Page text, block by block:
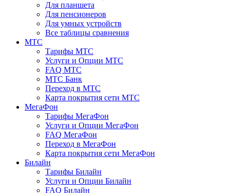
Для планшета
Для пенсионеров
Для умных устройств
Все таблицы сравнения
МТС
Тарифы МТС
Услуги и Опции МТС
FAQ МТС
МТС Банк
Переход в МТС
Карта покрытия сети МТС
МегаФон
Тарифы МегаФон
Услуги и Опции МегаФон
FAQ МегаФон
Переход в МегаФон
Карта покрытия сети МегаФон
Билайн
Тарифы Билайн
Услуги и Опции Билайн
FAQ Билайн